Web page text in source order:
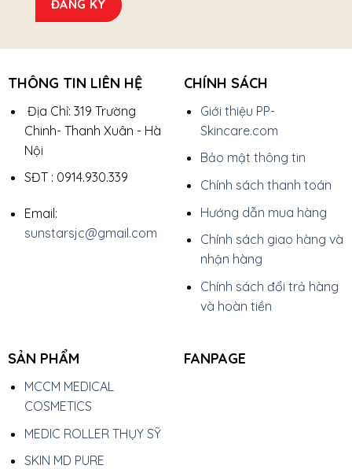
THÔNG TIN LIÊN HỆ
Địa Chỉ: 319 Trường
Chinh- Thanh Xuân - Hà
Nội
SĐT : 0914.930.339
Email:
sunstarsjc@gmail.com
CHÍNH SÁCH
Giới thiệu PP-
Skincare.com
Bảo mật thông tin
Chính sách thanh toán
Hướng dẫn mua hàng
Chính sách giao hàng và
nhận hàng
Chính sách đổi trả hàng
và hoàn tiền
SẢN PHẨM
MCCM MEDICAL
COSMETICS
MEDIC ROLLER THỤY SỸ
SKIN MD PURE
FANPAGE